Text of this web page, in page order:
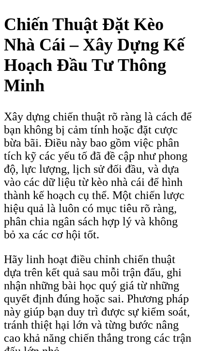
Chiến Thuật Đặt Kèo
Nhà Cái – Xây Dựng Kế
Hoạch Đầu Tư Thông
Minh
Xây dựng chiến thuật rõ ràng là cách để
bạn không bị cảm tính hoặc đặt cược
bừa bãi. Điều này bao gồm việc phân
tích kỹ các yếu tố đã đề cập như phong
độ, lực lượng, lịch sử đối đầu, và dựa
vào các dữ liệu từ kèo nhà cái để hình
thành kế hoạch cụ thể. Một chiến lược
hiệu quả là luôn có mục tiêu rõ ràng,
phân chia ngân sách hợp lý và không
bỏ xa các cơ hội tốt.
Hãy linh hoạt điều chỉnh chiến thuật
dựa trên kết quả sau mỗi trận đấu, ghi
nhận những bài học quý giá từ những
quyết định đúng hoặc sai. Phương pháp
này giúp bạn duy trì được sự kiểm soát,
tránh thiệt hại lớn và từng bước nâng
cao khả năng chiến thắng trong các trận